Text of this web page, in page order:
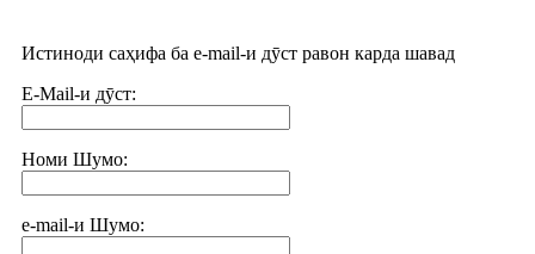
Истиноди саҳифа ба e-mail-и дӯст равон карда шавад
E-Mail-и дӯст:
Номи Шумо:
e-mail-и Шумо: